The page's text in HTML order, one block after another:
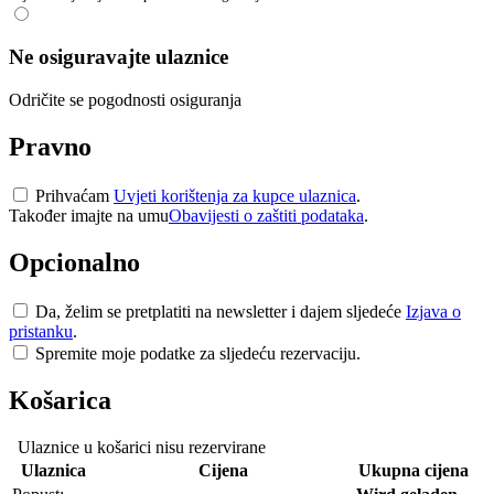
Ne osiguravajte ulaznice
Odričite se pogodnosti osiguranja
Pravno
Prihvaćam Uvjeti korištenja za kupce ulaznica.
Također imajte na umuObavijesti o zaštiti podataka.
Opcionalno
Da, želim se pretplatiti na newsletter i dajem sljedeće Izjava o
pristanku.
Spremite moje podatke za sljedeću rezervaciju.
Košarica
Ulaznice u košarici nisu rezervirane
Ulaznica
Cijena
Ukupna cijena